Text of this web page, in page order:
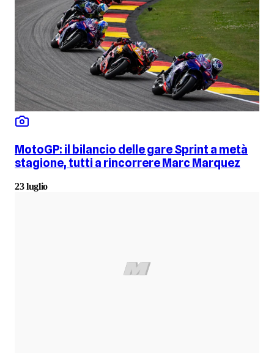
MotoGP: il bilancio delle gare Sprint a metà
stagione, tutti a rincorrere Marc Marquez
23 luglio